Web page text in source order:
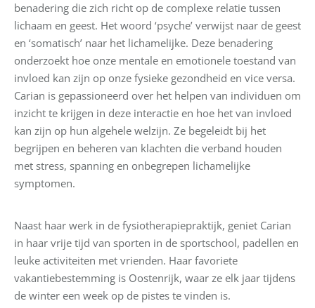
benadering die zich richt op de complexe relatie tussen
lichaam en geest. Het woord ‘psyche’ verwijst naar de geest
en ‘somatisch’ naar het lichamelijke. Deze benadering
onderzoekt hoe onze mentale en emotionele toestand van
invloed kan zijn op onze fysieke gezondheid en vice versa.
Carian is gepassioneerd over het helpen van individuen om
inzicht te krijgen in deze interactie en hoe het van invloed
kan zijn op hun algehele welzijn. Ze begeleidt bij het
begrijpen en beheren van klachten die verband houden
met stress, spanning en onbegrepen lichamelijke
symptomen.
Naast haar werk in de fysiotherapiepraktijk, geniet Carian
in haar vrije tijd van sporten in de sportschool, padellen en
leuke activiteiten met vrienden. Haar favoriete
vakantiebestemming is Oostenrijk, waar ze elk jaar tijdens
de winter een week op de pistes te vinden is.